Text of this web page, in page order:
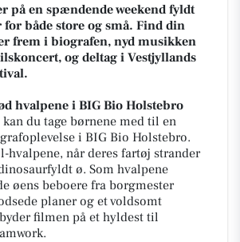
på en spændende weekend fyldt
både store og små. Find din
frem i biografen, nyd musikken
og deltag i Vestjyllands
hvalpene i BIG Bio Holstebro
du tage børnene med til en
i BIG Bio Holstebro.
hvalpene, når deres fartøj strander
ø. Som hvalpene
øens beboere fra borgmester
planer og et voldsomt
filmen på et hyldest til